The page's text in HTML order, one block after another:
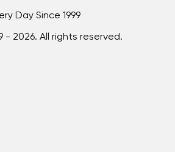
Day Since 1999
- 2026. All rights reserved.